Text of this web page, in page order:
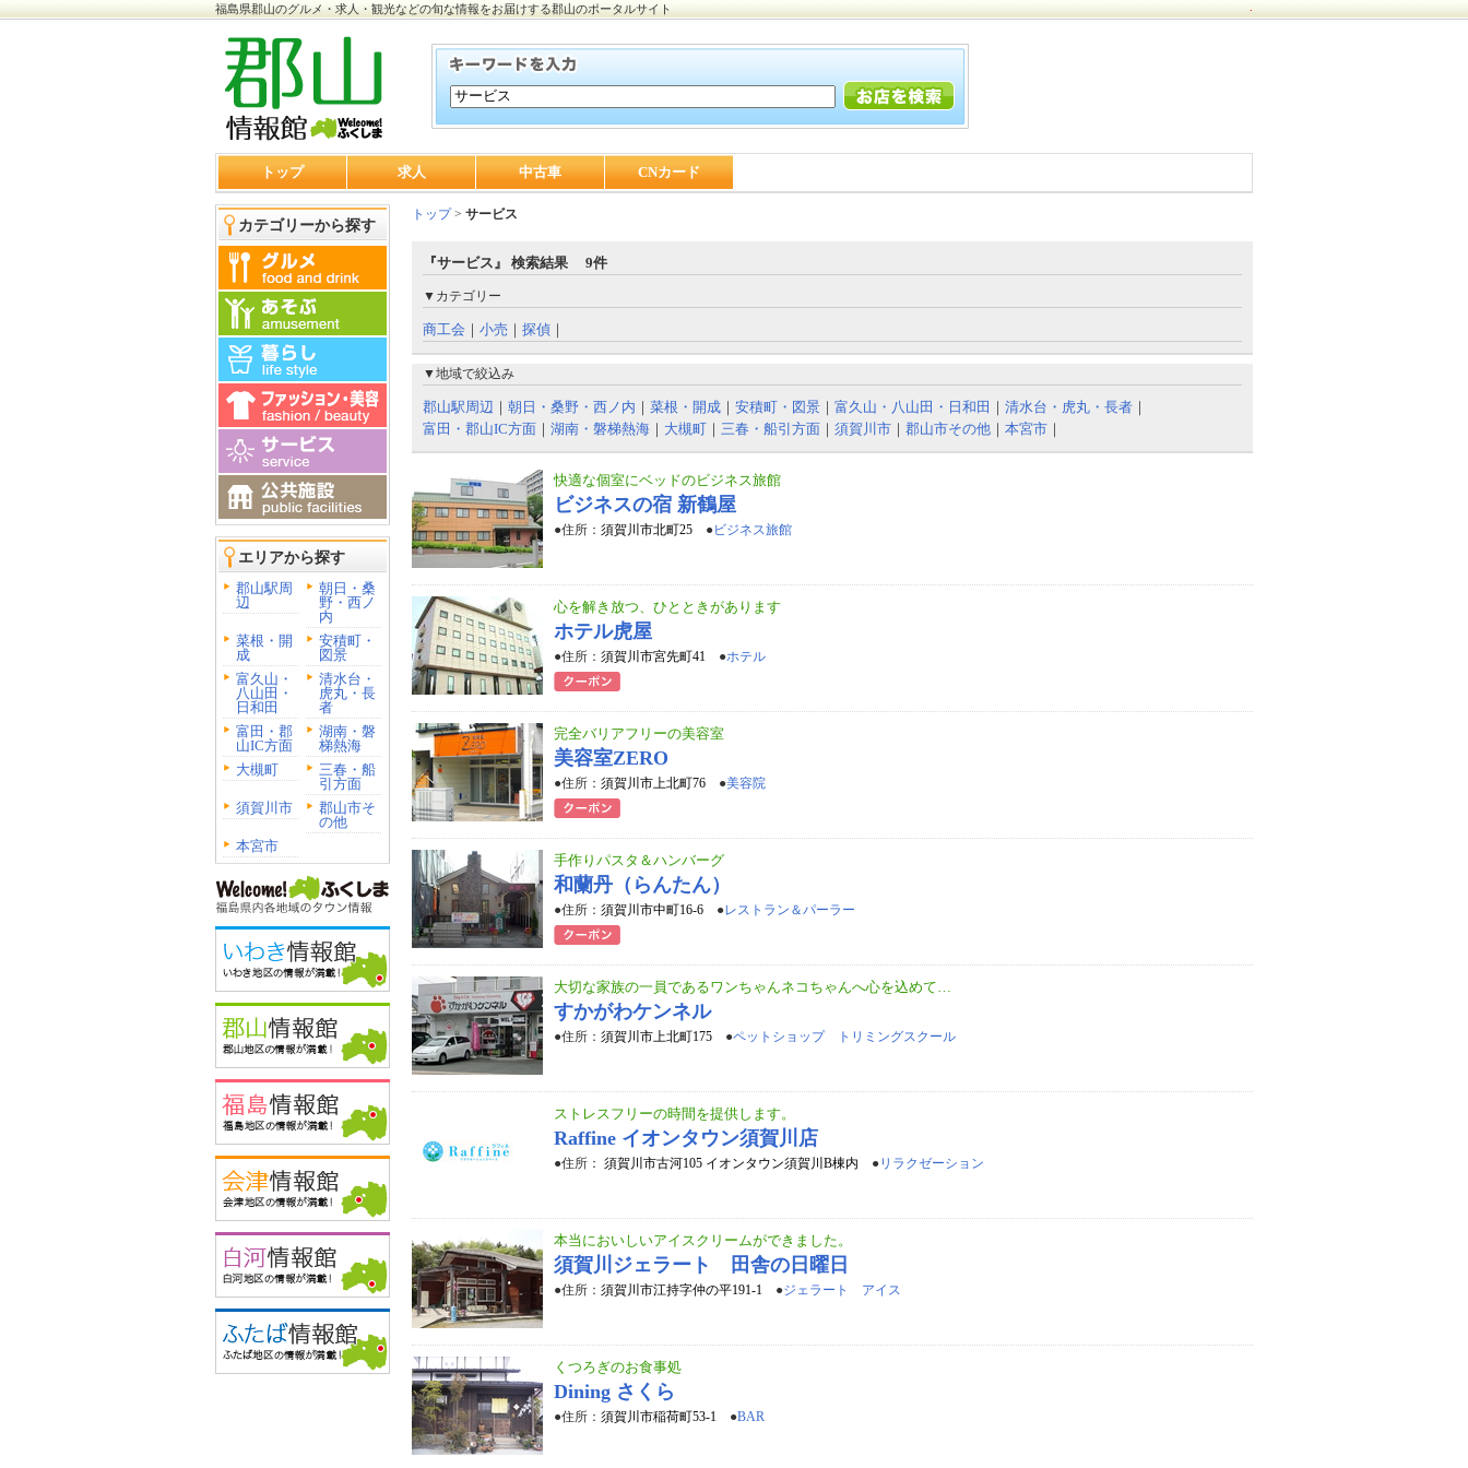
福島県郡山のグルメ・求人・観光などの旬な情報をお届けする郡山のポータルサイト
トップ 求人 中古車 CNカード
カテゴリーから探す
エリアから探す
郡山駅周
辺
朝日・桑
野・西ノ
内
菜根・開
成
安積町・
図景
富久山・
八山田・
日和田
清水台・
虎丸・長
者
富田・郡
山IC方面
湖南・磐
梯熱海
大槻町
三春・船
引方面
須賀川市
郡山市そ
の他
本宮市
トップ> サービス
『サービス』 検索結果 9件
▼カテゴリー
商工会 ｜ 小売 ｜ 探偵 ｜
▼地域で絞込み
郡山駅周辺 ｜ 朝日・桑野・西ノ内 ｜ 菜根・開成 ｜ 安積町・図景 ｜ 富久山・八山田・日和田 ｜ 清水台・虎丸・長者 ｜
富田・郡山IC方面 ｜ 湖南・磐梯熱海 ｜ 大槻町 ｜ 三春・船引方面 ｜ 須賀川市 ｜ 郡山市その他 ｜ 本宮市 ｜
快適な個室にベッドのビジネス旅館
ビジネスの宿 新鶴屋
●住所： 須賀川市北町25 ●ビジネス旅館
心を解き放つ、ひとときがあります
ホテル虎屋
●住所： 須賀川市宮先町41 ●ホテル
完全バリアフリーの美容室
美容室ZERO
●住所： 須賀川市上北町76 ●美容院
手作りパスタ＆ハンバーグ
和蘭丹（らんたん）
●住所： 須賀川市中町16-6 ●レストラン＆パーラー
大切な家族の一員であるワンちゃんネコちゃんへ心を込めて…
すかがわケンネル
●住所： 須賀川市上北町175 ●ペットショップ トリミングスクール
ストレスフリーの時間を提供します。
Raffine イオンタウン須賀川店
●住所： 須賀川市古河105 イオンタウン須賀川B棟内 ●リラクゼーション
本当においしいアイスクリームができました。
須賀川ジェラート 田舎の日曜日
●住所： 須賀川市江持字仲の平191-1 ●ジェラート アイス
くつろぎのお食事処
Dining さくら
●住所： 須賀川市稲荷町53-1 ●BAR